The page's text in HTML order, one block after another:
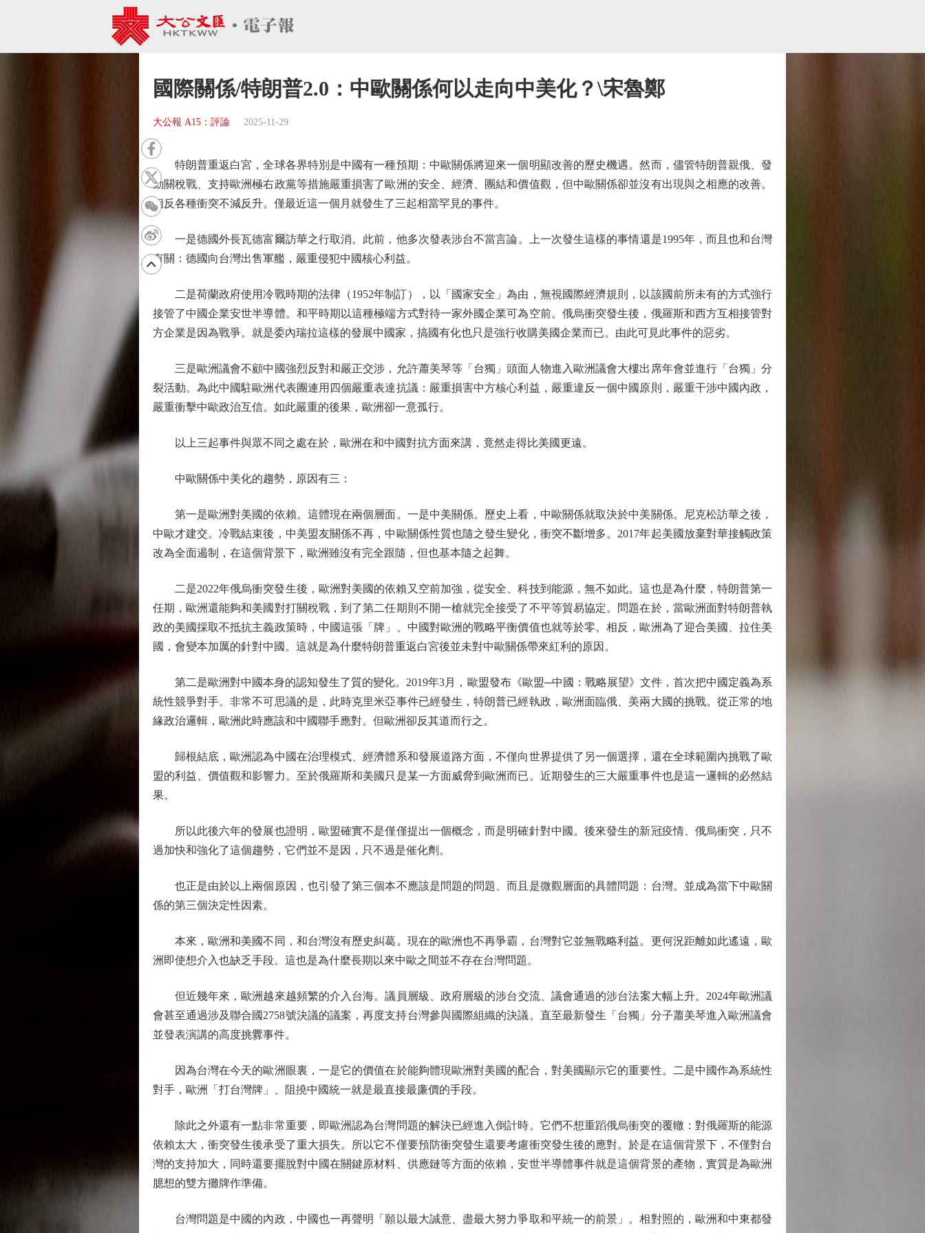
國際關係/特朗普2.0：中歐關係何以走向中美化？\宋魯鄭
大公報 A15：評論 2025-11-29
特朗普重返白宮，全球各界特別是中國有一種預期：中歐關係將迎來一個明顯改善的歷史機遇。然而，儘管特朗普親俄、發
動關稅戰、支持歐洲極右政黨等措施嚴重損害了歐洲的安全、經濟、團結和價值觀，但中歐關係卻並沒有出現與之相應的改善。
相反各種衝突不減反升。僅最近這一個月就發生了三起相當罕見的事件。
一是德國外長瓦德富爾訪華之行取消。此前，他多次發表涉台不當言論。上一次發生這樣的事情還是1995年，而且也和台灣
有關：德國向台灣出售軍艦，嚴重侵犯中國核心利益。
二是荷蘭政府使用冷戰時期的法律（1952年制訂），以「國家安全」為由，無視國際經濟規則，以該國前所未有的方式強行
接管了中國企業安世半導體。和平時期以這種極端方式對待一家外國企業可為空前。俄烏衝突發生後，俄羅斯和西方互相接管對
方企業是因為戰爭。就是委內瑞拉這樣的發展中國家，搞國有化也只是強行收購美國企業而已。由此可見此事件的惡劣。
三是歐洲議會不顧中國強烈反對和嚴正交涉，允許蕭美琴等「台獨」頭面人物進入歐洲議會大樓出席年會並進行「台獨」分
裂活動。為此中國駐歐洲代表團連用四個嚴重表達抗議：嚴重損害中方核心利益，嚴重違反一個中國原則，嚴重干涉中國內政，
嚴重衝擊中歐政治互信。如此嚴重的後果，歐洲卻一意孤行。
以上三起事件與眾不同之處在於，歐洲在和中國對抗方面來講，竟然走得比美國更遠。
中歐關係中美化的趨勢，原因有三：
第一是歐洲對美國的依賴。這體現在兩個層面。一是中美關係。歷史上看，中歐關係就取決於中美關係。尼克松訪華之後，
中歐才建交。冷戰結束後，中美盟友關係不再，中歐關係性質也隨之發生變化，衝突不斷增多。2017年起美國放棄對華接觸政策
改為全面遏制，在這個背景下，歐洲雖沒有完全跟隨，但也基本隨之起舞。
二是2022年俄烏衝突發生後，歐洲對美國的依賴又空前加強，從安全、科技到能源，無不如此。這也是為什麼，特朗普第一
任期，歐洲還能夠和美國對打關稅戰，到了第二任期則不開一槍就完全接受了不平等貿易協定。問題在於，當歐洲面對特朗普執
政的美國採取不抵抗主義政策時，中國這張「牌」、中國對歐洲的戰略平衡價值也就等於零。相反，歐洲為了迎合美國、拉住美
國，會變本加厲的針對中國。這就是為什麼特朗普重返白宮後並未對中歐關係帶來紅利的原因。
第二是歐洲對中國本身的認知發生了質的變化。2019年3月，歐盟發布《歐盟─中國：戰略展望》文件，首次把中國定義為系
統性競爭對手。非常不可思議的是，此時克里米亞事件已經發生，特朗普已經執政，歐洲面臨俄、美兩大國的挑戰。從正常的地
緣政治邏輯，歐洲此時應該和中國聯手應對。但歐洲卻反其道而行之。
歸根結底，歐洲認為中國在治理模式、經濟體系和發展道路方面，不僅向世界提供了另一個選擇，還在全球範圍內挑戰了歐
盟的利益、價值觀和影響力。至於俄羅斯和美國只是某一方面威脅到歐洲而已。近期發生的三大嚴重事件也是這一邏輯的必然結
果。
所以此後六年的發展也證明，歐盟確實不是僅僅提出一個概念，而是明確針對中國。後來發生的新冠疫情、俄烏衝突，只不
過加快和強化了這個趨勢，它們並不是因，只不過是催化劑。
也正是由於以上兩個原因，也引發了第三個本不應該是問題的問題、而且是微觀層面的具體問題：台灣。並成為當下中歐關
係的第三個決定性因素。
本來，歐洲和美國不同，和台灣沒有歷史糾葛。現在的歐洲也不再爭霸，台灣對它並無戰略利益。更何況距離如此遙遠，歐
洲即使想介入也缺乏手段。這也是為什麼長期以來中歐之間並不存在台灣問題。
但近幾年來，歐洲越來越頻繁的介入台海。議員層級、政府層級的涉台交流、議會通過的涉台法案大幅上升。2024年歐洲議
會甚至通過涉及聯合國2758號決議的議案，再度支持台灣參與國際組織的決議。直至最新發生「台獨」分子蕭美琴進入歐洲議會
並發表演講的高度挑釁事件。
因為台灣在今天的歐洲眼裏，一是它的價值在於能夠體現歐洲對美國的配合，對美國顯示它的重要性。二是中國作為系統性
對手，歐洲「打台灣牌」、阻撓中國統一就是最直接最廉價的手段。
除此之外還有一點非常重要，即歐洲認為台灣問題的解決已經進入倒計時。它們不想重蹈俄烏衝突的覆轍：對俄羅斯的能源
依賴太大，衝突發生後承受了重大損失。所以它不僅要預防衝突發生還要考慮衝突發生後的應對。於是在這個背景下，不僅對台
灣的支持加大，同時還要擺脫對中國在關鍵原材料、供應鏈等方面的依賴，安世半導體事件就是這個背景的產物，實質是為歐洲
臆想的雙方攤牌作準備。
台灣問題是中國的內政，中國也一再聲明「願以最大誠意、盡最大努力爭取和平統一的前景」。相對照的，歐洲和中東都發